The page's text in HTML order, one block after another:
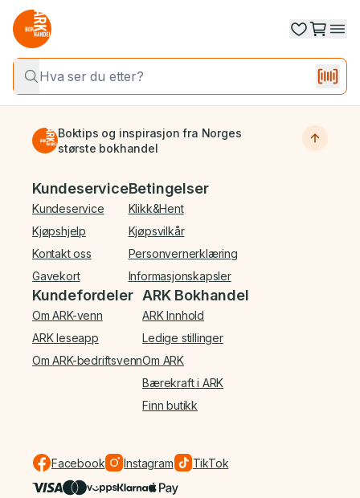
Boktips og inspirasjon fra Norges
største bokhandel
Bunnmeny
Kundeservice
Kundeservice
Kjøpshjelp
Kontakt oss
Gavekort
Betingelser
Klikk&Hent
Kjøpsvilkår
Personvernerklæring
Informasjonskapsler
Kundefordeler
Om ARK-venn
ARK leseapp
Om ARK-bedriftsvenn
ARK Bokhandel
ARK Innhold
Ledige stillinger
Om ARK
Bærekraft i ARK
Finn butikk
Facebook Instagram TikTok